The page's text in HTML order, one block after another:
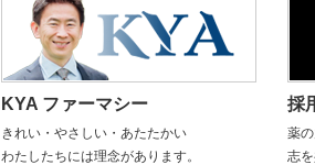
KYA ファーマシー
きれい・やさしい・あたたかい
わたしたちには理念があります。
採
薬
志